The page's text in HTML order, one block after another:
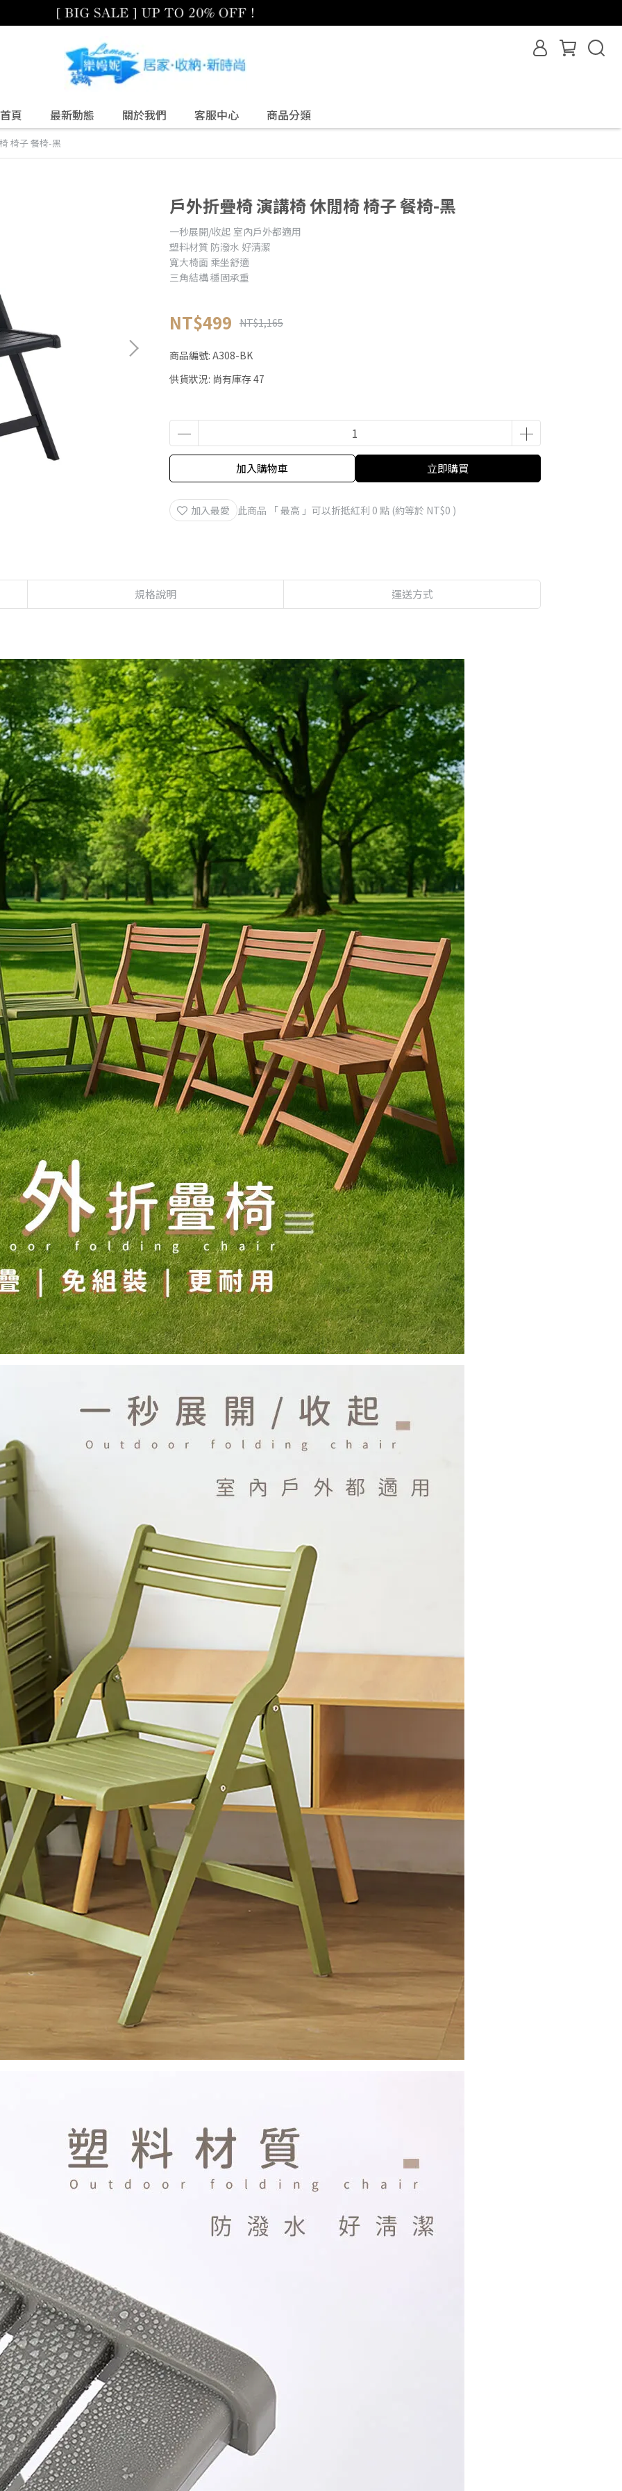
首頁 最新動態 關於我們 客服中心 商品分類
椅子 餐椅-黑
戶外折疊椅 演講椅 休閒椅 椅子 餐椅-黑
一秒展開/收起 室內戶外都適用
塑料材質 防潑水 好清潔
寬大椅面 乘坐舒適
三角結構 穩固承重
NT$499 NT$1,165
商品編號: A308-BK
供貨狀況: 尚有庫存 47
加入購物車 立即購買
加入最愛 此商品 「 最高 」可以折抵紅利 0 點 (約等於 NT$0 )
規格說明 運送方式